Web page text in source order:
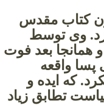
کتاب مقدس
کرد. وی توسط
بعد فوت
واقعه
که ایده و
تطابق زیاد